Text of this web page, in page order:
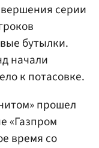
серии
бутылки.
начали
к потасовке.
прошел
«Газпром
время со